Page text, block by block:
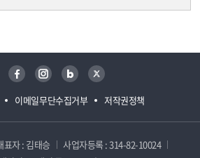
이메일무단수집거부 저작권정책
페이스북 인스타그램 블로그 트위터
표자 : 김태승
사업자등록 : 314-82-10024